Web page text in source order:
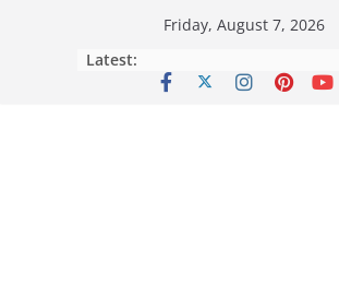
Friday, August 7, 2026
Latest: